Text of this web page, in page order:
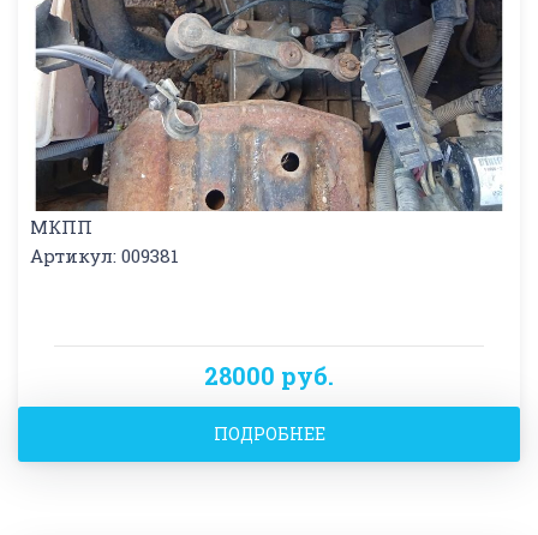
МКПП
Артикул: 009381
28000 руб.
ПОДРОБНЕЕ